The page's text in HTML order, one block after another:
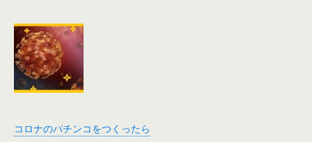
コロナのパチンコをつくったら